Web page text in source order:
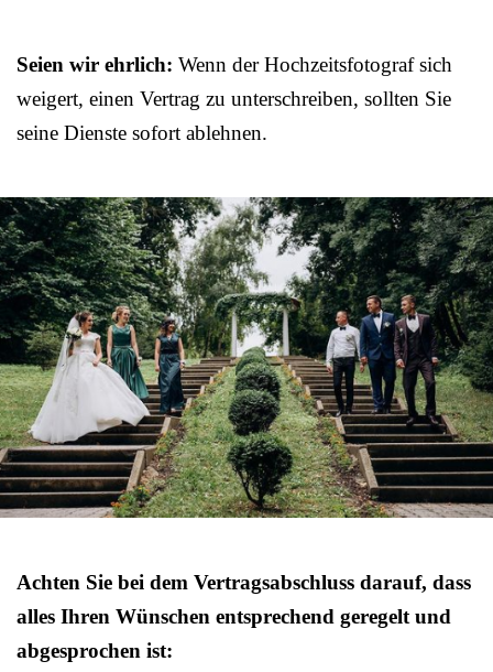
Seien wir ehrlich: Wenn der Hochzeitsfotograf sich
weigert, einen Vertrag zu unterschreiben, sollten Sie
seine Dienste sofort ablehnen.
Achten Sie bei dem Vertragsabschluss darauf, dass
alles Ihren Wünschen entsprechend geregelt und
abgesprochen ist: